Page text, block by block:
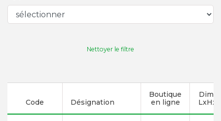
Nettoyer le filtre
Code Désignation
Boutique
en ligne